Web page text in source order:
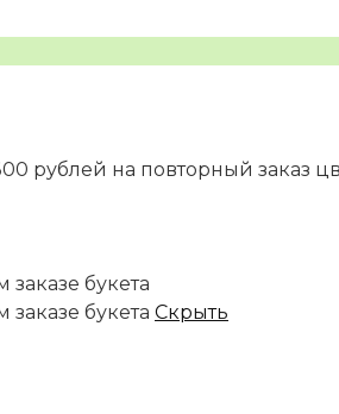
рублей на повторный заказ
букета
букета Скрыть